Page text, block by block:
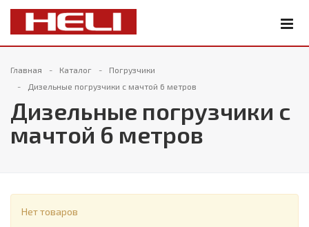
Главная Каталог
Погрузчики
Дизельные погрузчики с мачтой 6 метров
Дизельные погрузчики с
мачтой 6 метров
Нет товаров